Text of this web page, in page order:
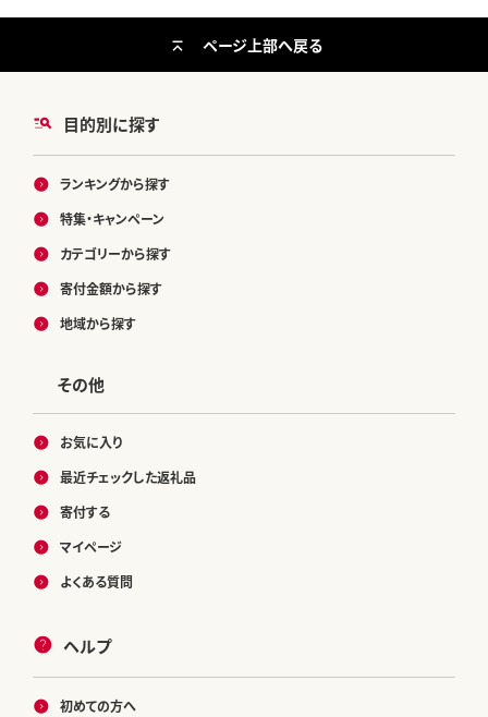
目的別に探す
ランキングから探す
特集・キャンペーン
カテゴリーから探す
寄付金額から探す
地域から探す
その他
お気に入り
最近チェックした返礼品
寄付する
マイページ
よくある質問
ヘルプ
初めての方へ
ページ上部へ戻る